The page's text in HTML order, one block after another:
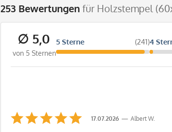
253 Bewertungen für Holzstempel
∅ 5,0
von 5 Sternen
5 Sterne (241)4
Albert W.
17.07.2026